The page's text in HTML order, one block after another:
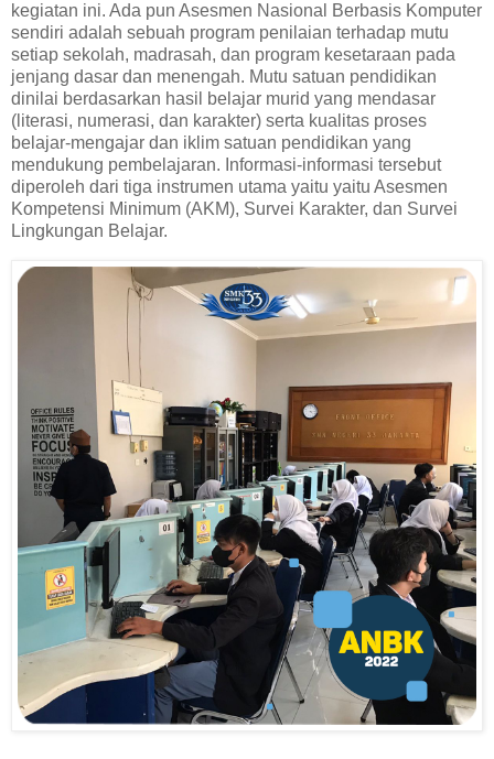
kegiatan ini. Ada pun Asesmen Nasional Berbasis Komputer
sendiri adalah sebuah program penilaian terhadap mutu
setiap sekolah, madrasah, dan program kesetaraan pada
jenjang dasar dan menengah. Mutu satuan pendidikan
dinilai berdasarkan hasil belajar murid yang mendasar
(literasi, numerasi, dan karakter) serta kualitas proses
belajar-mengajar dan iklim satuan pendidikan yang
mendukung pembelajaran. Informasi-informasi tersebut
diperoleh dari tiga instrumen utama yaitu yaitu Asesmen
Kompetensi Minimum (AKM), Survei Karakter, dan Survei
Lingkungan Belajar.